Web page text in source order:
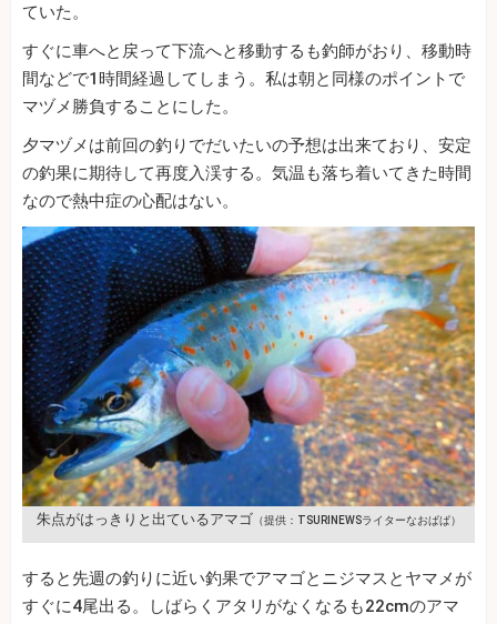
ていた。
すぐに車へと戻って下流へと移動するも釣師がおり、移動時
間などで1時間経過してしまう。私は朝と同様のポイントで
マヅメ勝負することにした。
夕マヅメは前回の釣りでだいたいの予想は出来ており、安定
の釣果に期待して再度入渓する。気温も落ち着いてきた時間
なので熱中症の心配はない。
朱点がはっきりと出ているアマゴ （提供：TSURINEWSライターなおぱぱ）
すると先週の釣りに近い釣果でアマゴとニジマスとヤマメが
すぐに4尾出る。しばらくアタリがなくなるも22cmのアマ